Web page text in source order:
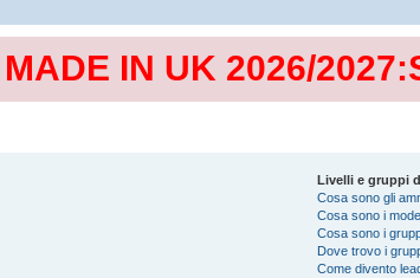
IN UK 2026/
Livelli e gruppi
Cosa sono gli
Cosa sono i
Cosa sono i
Dove trovo i
Come divento